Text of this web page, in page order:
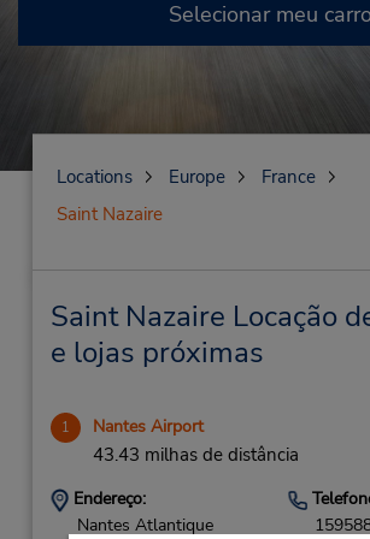
Selecionar meu carro
Locations Europe
France
Saint Nazaire
Saint Nazaire Locação
e lojas próximas
1 Nantes Airport
43.43 milhas de distância
Endereço:
Nantes Atlantique